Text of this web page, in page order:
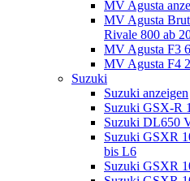
MV Agusta
MV Agusta
Rivale 800 ab
MV Agusta F3
MV Agusta F4
Suzuki
Suzuki anzeigen
Suzuki GSX-R
Suzuki DL650
Suzuki GSXR
bis L6
Suzuki GSXR